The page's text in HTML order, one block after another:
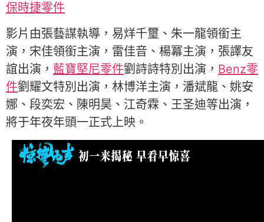
保時捷零件
影片由張藝謀執導，易烊千璽、朱一龍領銜主
演，宋佳領銜主演，雷佳音、楊冪主演，張譯友
誼出演， 藍寶堅尼零件劉詩詩特別出演， Benz零
件劉耀文特別出演，林博洋主演，潘斌龍、姚安
娜、段奕宏、陳明昊、江奇霖、王圣迪等出演，
將于年夜年頭一正式上映。